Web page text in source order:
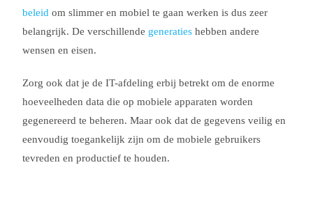
beleid om slimmer en mobiel te gaan werken is dus zeer
belangrijk. De verschillende generaties hebben andere
wensen en eisen.
Zorg ook dat je de IT-afdeling erbij betrekt om de enorme
hoeveelheden data die op mobiele apparaten worden
gegenereerd te beheren. Maar ook dat de gegevens veilig en
eenvoudig toegankelijk zijn om de mobiele gebruikers
tevreden en productief te houden.